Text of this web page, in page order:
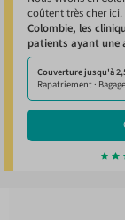
coûtent très cher ici.
Colombie, les
patients ayant une
Couverture jusqu'à
Rapatriement ·